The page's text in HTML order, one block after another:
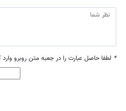
* لطفا حاصل عبارت را در جعبه متن روبرو وارد